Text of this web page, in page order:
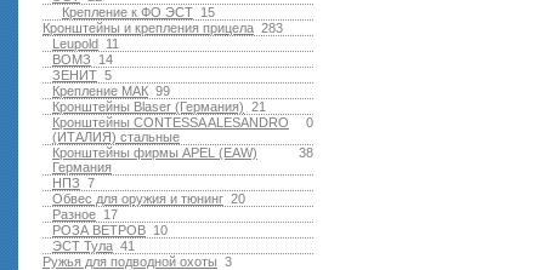
15
Крепление к ФО ЭСТ
283
Кронштейны и крепления прицела
11
Leupold
14
ВОМЗ
5
ЗЕНИТ
99
Крепление МАК
21
Кронштейны Blaser (Германия)
0
Кронштейны CONTESSA ALESANDRO
(ИТАЛИЯ) стальные
38
Кронштейны фирмы APEL (EAW)
Германия
7
НПЗ
20
Обвес для оружия и тюнинг
17
Разное
10
РОЗА ВЕТРОВ
41
ЭСТ Тула
3
Ружья для подводной оxоты